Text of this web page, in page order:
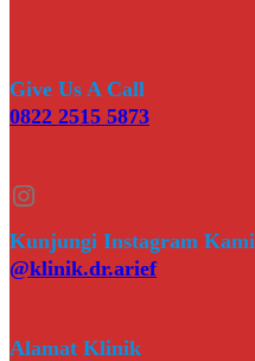
Give Us A Call
0822 2515 5873
Instagram
Kunjungi Instagram Kami
@klinik.dr.arief
Alamat Klinik